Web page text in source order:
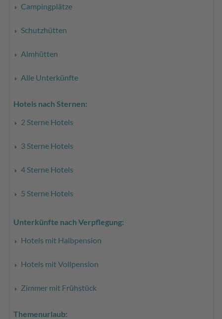
Campingplätze
Schutzhütten
Almhütten
Alle Unterkünfte
Hotels nach Sternen:
2 Sterne Hotels
3 Sterne Hotels
4 Sterne Hotels
5 Sterne Hotels
Unterkünfte nach Verpflegung:
Hotels mit Halbpension
Hotels mit Vollpension
Zimmer mit Frühstück
Themenurlaub: